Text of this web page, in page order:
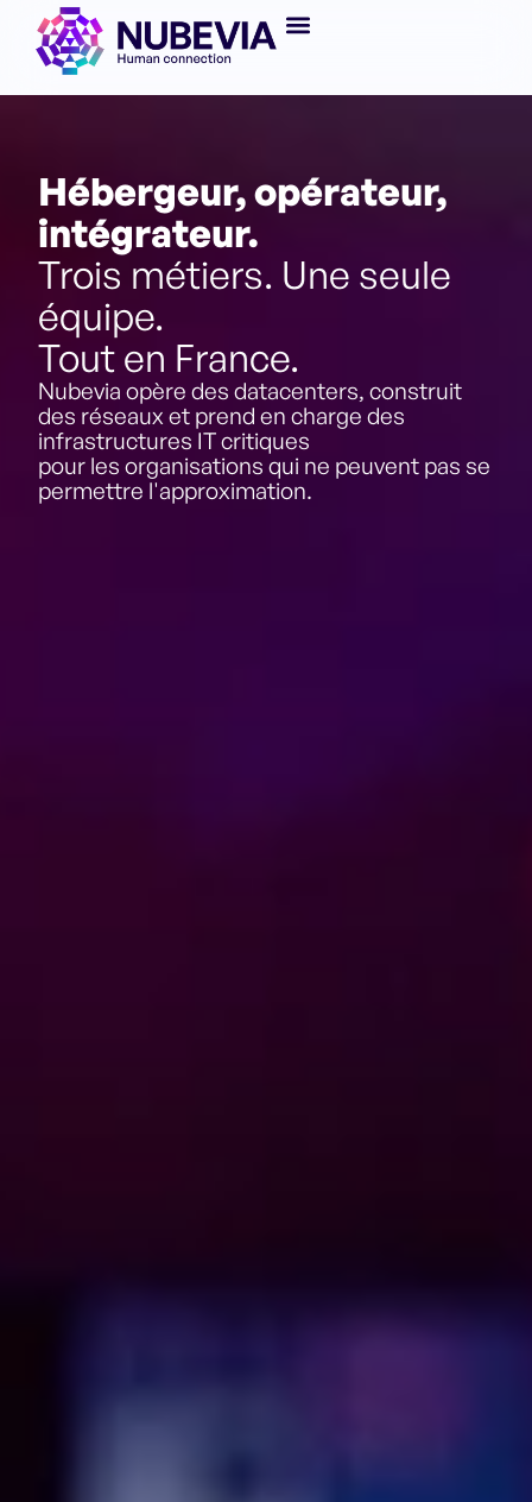
Hébergeur, opérateur,
intégrateur.
Trois métiers. Une seule
équipe.
Tout en France.
Nubevia opère des datacenters, construit
des réseaux et prend en charge des
infrastructures IT critiques
pour les organisations qui ne peuvent pas se
permettre l'approximation.